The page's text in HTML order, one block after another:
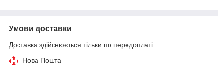
Умови доставки
Доставка здійснюється тільки по передоплаті.
Нова Пошта